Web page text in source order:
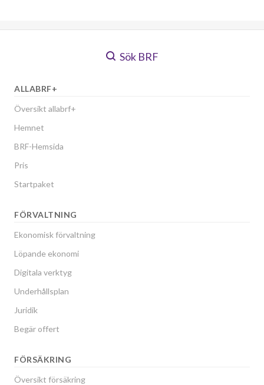
Sök BRF
ALLABRF+
Översikt allabrf+
Hemnet
BRF-Hemsida
Pris
Startpaket
FÖRVALTNING
Ekonomisk förvaltning
Löpande ekonomi
Digitala verktyg
Underhållsplan
Juridik
Begär offert
FÖRSÄKRING
Översikt försäkring